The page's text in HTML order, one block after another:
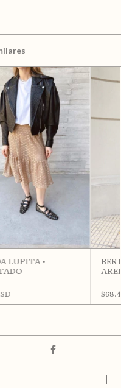
LUPITA •